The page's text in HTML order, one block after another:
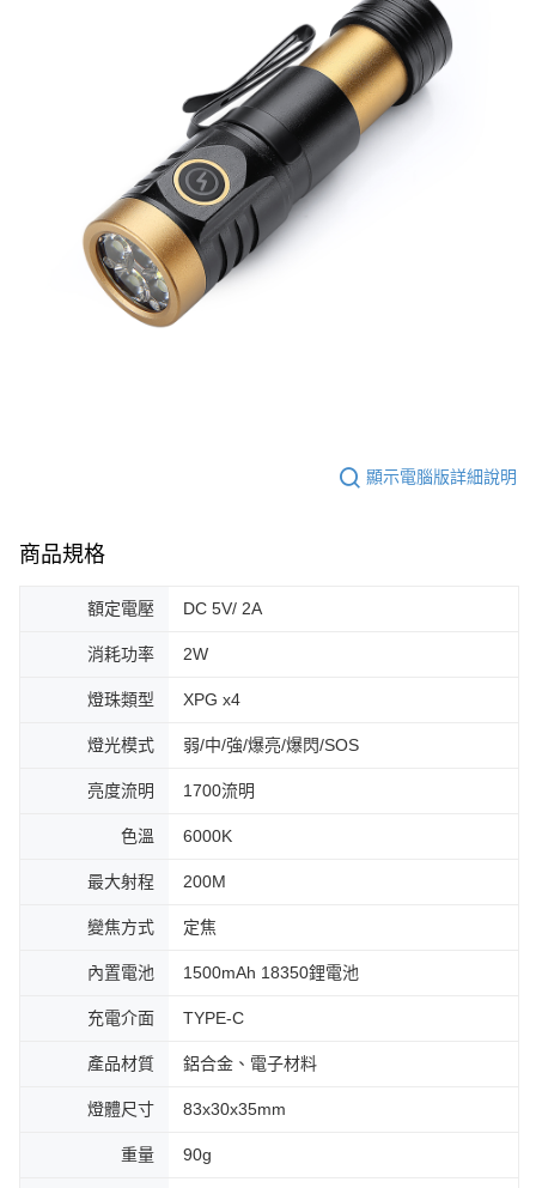
顯示電腦版詳細說明
商品規格
額定電壓 DC 5V/ 2A
消耗功率 2W
燈珠類型 XPG x4
燈光模式 弱/中/強/爆亮/爆閃/SOS
亮度流明 1700流明
色溫 6000K
最大射程 200M
變焦方式 定焦
內置電池 1500mAh 18350鋰電池
充電介面 TYPE-C
產品材質 鋁合金、電子材料
燈體尺寸 83x30x35mm
重量 90g